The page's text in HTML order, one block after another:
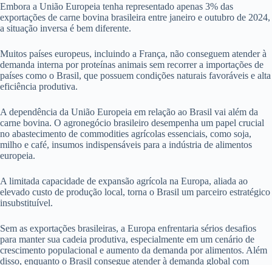
Embora a União Europeia tenha representado apenas 3% das
exportações de carne bovina brasileira entre janeiro e outubro de 2024,
a situação inversa é bem diferente.
Muitos países europeus, incluindo a França, não conseguem atender à
demanda interna por proteínas animais sem recorrer a importações de
países como o Brasil, que possuem condições naturais favoráveis e alta
eficiência produtiva.
A dependência da União Europeia em relação ao Brasil vai além da
carne bovina. O agronegócio brasileiro desempenha um papel crucial
no abastecimento de commodities agrícolas essenciais, como soja,
milho e café, insumos indispensáveis para a indústria de alimentos
europeia.
A limitada capacidade de expansão agrícola na Europa, aliada ao
elevado custo de produção local, torna o Brasil um parceiro estratégico
insubstituível.
Sem as exportações brasileiras, a Europa enfrentaria sérios desafios
para manter sua cadeia produtiva, especialmente em um cenário de
crescimento populacional e aumento da demanda por alimentos. Além
disso, enquanto o Brasil consegue atender à demanda global com